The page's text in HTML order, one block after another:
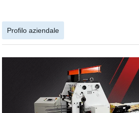
Profilo aziendale